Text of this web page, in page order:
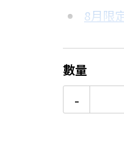
3期 0
8月限
8/15前
更多信
數量
-